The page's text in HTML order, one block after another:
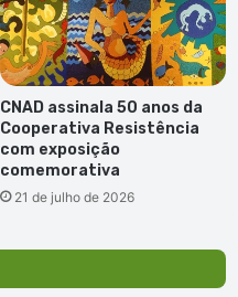
CNAD assinala 50 anos da
Cooperativa Resistência
com exposição
comemorativa
21 de julho de 2026